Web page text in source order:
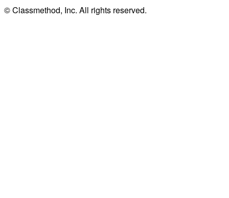
© Classmethod, Inc. All rights reserved.